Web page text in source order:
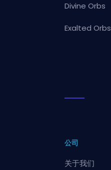
Divine Orbs
Exalted Orbs
公司
关于我们